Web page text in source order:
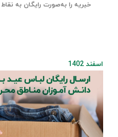
خیریه را به‌صورت رایگان به
اسفند 1402